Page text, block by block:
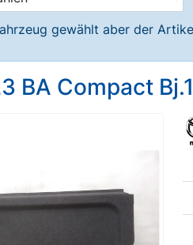
gewählt aber der
BA Compact